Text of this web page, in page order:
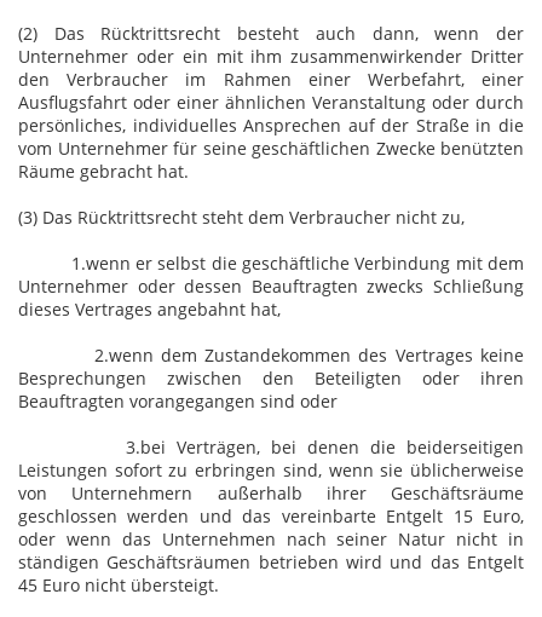
(2) Das Rücktrittsrecht besteht auch dann, wenn der
Unternehmer oder ein mit ihm zusammenwirkender Dritter
den Verbraucher im Rahmen einer Werbefahrt, einer
Ausflugsfahrt oder einer ähnlichen Veranstaltung oder durch
persönliches, individuelles Ansprechen auf der Straße in die
vom Unternehmer für seine geschäftlichen Zwecke benützten
Räume gebracht hat.
(3) Das Rücktrittsrecht steht dem Verbraucher nicht zu,
1.wenn er selbst die geschäftliche Verbindung mit dem
Unternehmer oder dessen Beauftragten zwecks Schließung
dieses Vertrages angebahnt hat,
2.wenn dem Zustandekommen des Vertrages keine
Besprechungen zwischen den Beteiligten oder ihren
Beauftragten vorangegangen sind oder
3.bei Verträgen, bei denen die beiderseitigen
Leistungen sofort zu erbringen sind, wenn sie üblicherweise
von Unternehmern außerhalb ihrer Geschäftsräume
geschlossen werden und das vereinbarte Entgelt 15 Euro,
oder wenn das Unternehmen nach seiner Natur nicht in
ständigen Geschäftsräumen betrieben wird und das Entgelt
45 Euro nicht übersteigt.